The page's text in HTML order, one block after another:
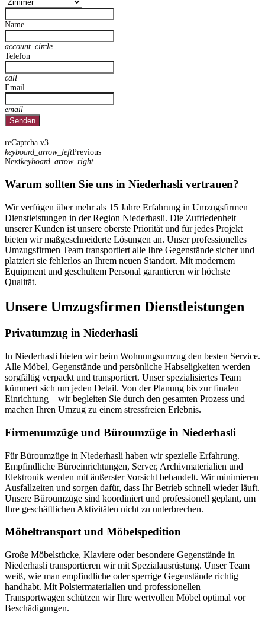
Name
account_circle
Telefon
call
Email
email
Senden
reCaptcha v3
keyboard_arrow_leftPrevious
Nextkeyboard_arrow_right
Warum sollten Sie uns in Niederhasli vertrauen?
Wir verfügen über mehr als 15 Jahre Erfahrung in Umzugsfirmen
Dienstleistungen in der Region Niederhasli. Die Zufriedenheit
unserer Kunden ist unsere oberste Priorität und für jedes Projekt
bieten wir maßgeschneiderte Lösungen an. Unser professionelles
Umzugsfirmen Team transportiert alle Ihre Gegenstände sicher und
platziert sie fehlerlos an Ihrem neuen Standort. Mit modernem
Equipment und geschultem Personal garantieren wir höchste
Qualität.
Unsere Umzugsfirmen Dienstleistungen
Privatumzug in Niederhasli
In Niederhasli bieten wir beim Wohnungsumzug den besten Service.
Alle Möbel, Gegenstände und persönliche Habseligkeiten werden
sorgfältig verpackt und transportiert. Unser spezialisiertes Team
kümmert sich um jeden Detail. Von der Planung bis zur finalen
Einrichtung – wir begleiten Sie durch den gesamten Prozess und
machen Ihren Umzug zu einem stressfreien Erlebnis.
Firmenumzüge und Büroumzüge in Niederhasli
Für Büroumzüge in Niederhasli haben wir spezielle Erfahrung.
Empfindliche Büroeinrichtungen, Server, Archivmaterialien und
Elektronik werden mit äußerster Vorsicht behandelt. Wir minimieren
Ausfallzeiten und sorgen dafür, dass Ihr Betrieb schnell wieder läuft.
Unsere Büroumzüge sind koordiniert und professionell geplant, um
Ihre geschäftlichen Aktivitäten nicht zu unterbrechen.
Möbeltransport und Möbelspedition
Große Möbelstücke, Klaviere oder besondere Gegenstände in
Niederhasli transportieren wir mit Spezialausrüstung. Unser Team
weiß, wie man empfindliche oder sperrige Gegenstände richtig
handhabt. Mit Polstermaterialien und professionellen
Transportwagen schützen wir Ihre wertvollen Möbel optimal vor
Beschädigungen.